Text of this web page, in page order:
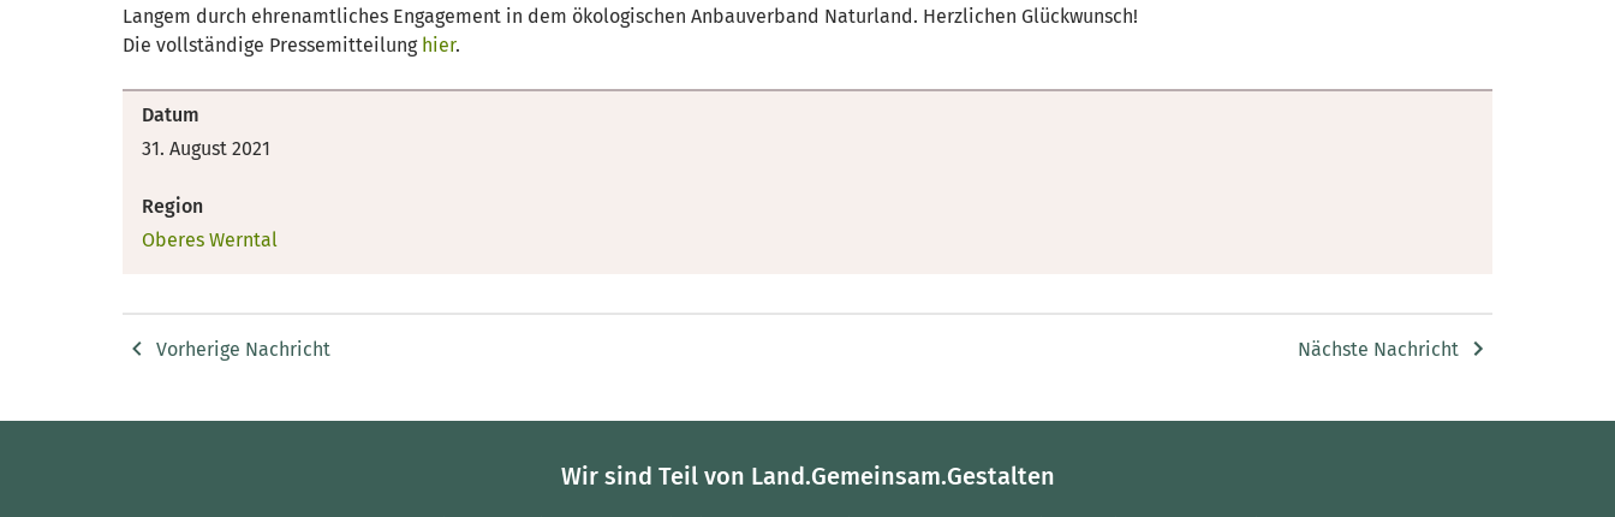
Langem durch ehrenamtliches Engagement in dem ökologischen Anbauverband Naturland. Herzlichen Glückwunsch!
Die vollständige Pressemitteilunghier.
Datum
31. August 2021
Region
Oberes Werntal
Vorherige Nachricht Nächste Nachricht
Wir sind Teil von Land.Gemeinsam.Gestalten